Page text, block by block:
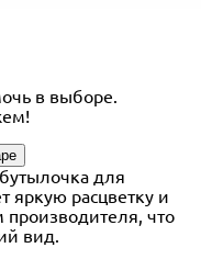
в выборе.
для
яркую расцветку и
производителя, что
вид.